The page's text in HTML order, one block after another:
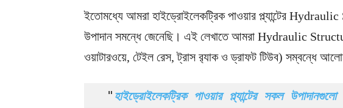
ইতোমধ্যে আমরা হাইড্রোইলেকট্রিক পাওয়ার প্ল্যান্টের
উপাদান সমন্ধে জেনেছি। এই লেখাতে আমরা Hydraulic
ওয়াটারওয়ে, টেইল রেস, ট্রাস র‍্যাক ও ড্রাফট টিউব) সম্বন্ধে
" হাইড্রোইলেকট্রিক পাওয়ার প্ল্যান্টের সকল